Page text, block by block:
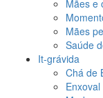
Mães e
Mães
Saúde
It-grávida
Chá de
Enxoval